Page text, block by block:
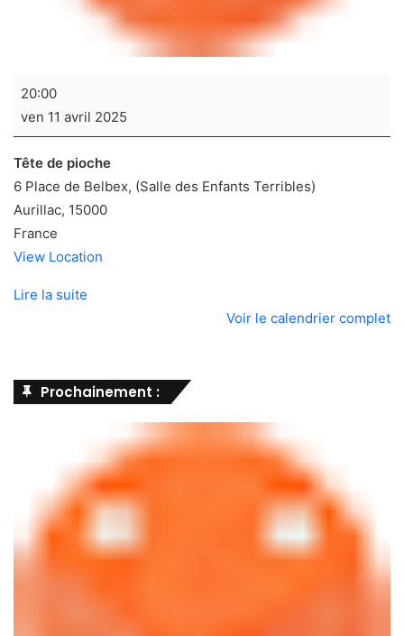
Soirée
de
sociétés
20:00
ven 11 avril 2025
Tête de pioche
6 Place de Belbex (Salle des Enfants Terribles)
Aurillac, 15000
France
View Location
Lire la suite
Voir le calendrier complet
Prochainement :